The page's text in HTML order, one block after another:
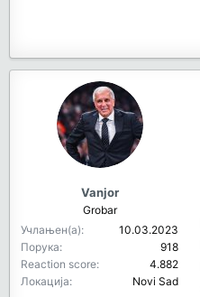
Vanjor
Grobar
Учлањен(а)
10.03.2023
Порука
918
Reaction score
4.882
Локација
Novi Sad